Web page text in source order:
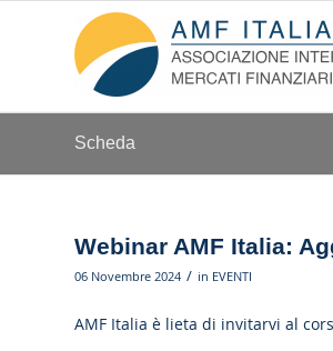
Scheda
Webinar AMF Italia:
06 Novembre 2024 / in EVENTI
AMF Italia è lieta di invitarvi al